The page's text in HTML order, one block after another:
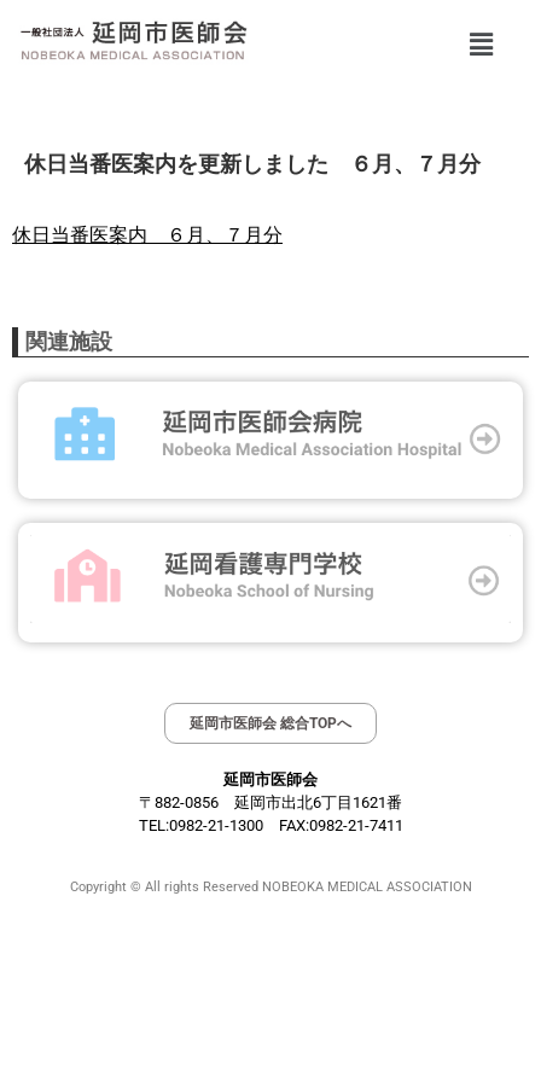
休日当番医案内を更新しました ６月、７月分
休日当番医案内 ６月、７月分
関連施設
延岡市医師会 総合TOPへ
延岡市医師会
〒882-0856 延岡市出北6丁目1621番
TEL:0982-21-1300 FAX:0982-21-7411
Copyright © All rights Reserved NOBEOKA MEDICAL ASSOCIATION